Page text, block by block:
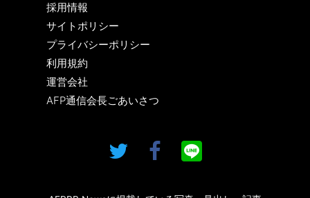
採用情報
サイトポリシー
プライバシーポリシー
利用規約
運営会社
AFP通信会長ごあいさつ